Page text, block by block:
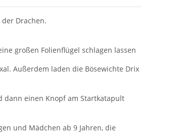
Drachen.
großen Folienflügel schlagen lassen
Außerdem laden die Bösewichte Drix
dann einen Knopf am Startkatapult
und Mädchen ab 9 Jahren, die